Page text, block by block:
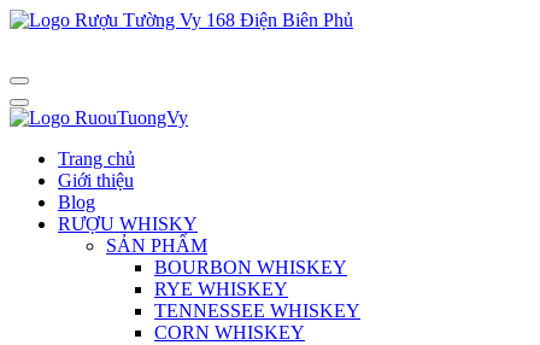
Trang chủ
Giới thiệu
Blog
RƯỢU WHISKY
SẢN PHẨM
BOURBON WHISKEY
RYE WHISKEY
TENNESSEE WHISKEY
CORN WHISKEY